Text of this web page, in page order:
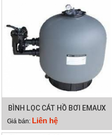
BÌNH LỌC CÁT HỒ BƠI EMAUX
SP700
Giá bán: Liên hệ